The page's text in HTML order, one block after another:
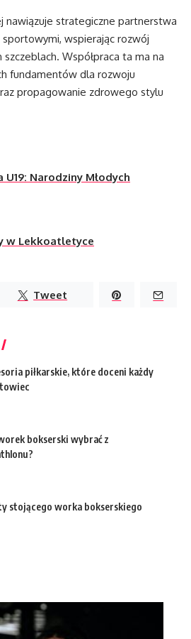
nawiązuje strategiczne partnerstwa
sportowymi, wspierając rozwój
Współpraca ta ma na
fundamentów dla rozwoju
propagowanie zdrowego stylu
Narodziny Młodych
w Lekkoatletyce
Tweet
piłkarskie, które doceni każdy
bokserski wybrać z
stojącego worka bokserskiego